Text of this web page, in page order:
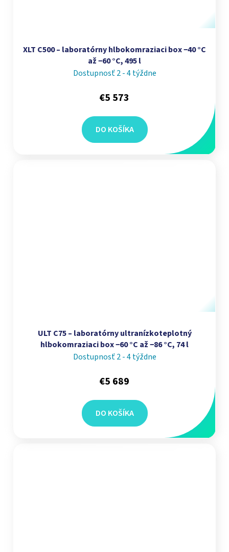
XLT C500 – laboratórny hlbokomraziaci box −40 °C
až −60 °C, 495 l
Dostupnosť 2 - 4 týždne
€5 573
DO KOŠÍKA
ULT C75 – laboratórny ultranízkoteplotný
hlbokomraziaci box −60 °C až −86 °C, 74 l
Dostupnosť 2 - 4 týždne
€5 689
DO KOŠÍKA